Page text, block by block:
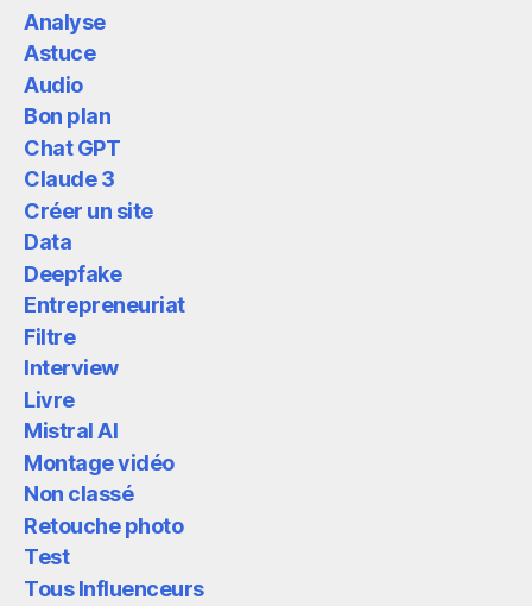
Analyse
Astuce
Audio
Bon plan
Chat GPT
Claude 3
Créer un site
Data
Deepfake
Entrepreneuriat
Filtre
Interview
Livre
Mistral AI
Montage vidéo
Non classé
Retouche photo
Test
Tous Influenceurs